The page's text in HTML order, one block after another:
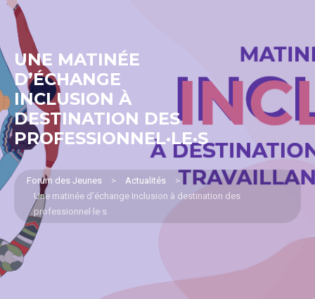
UNE MATINÉE
D’ÉCHANGE
INCLUSION À
DESTINATION DES
PROFESSIONNEL·LE·S
Forum des Jeunes > Actualités
>
Une matinée d’échange Inclusion à destination des
professionnel·le·s